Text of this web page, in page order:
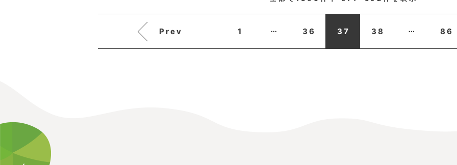
Prev 1 ... 36 37 38 ... 86